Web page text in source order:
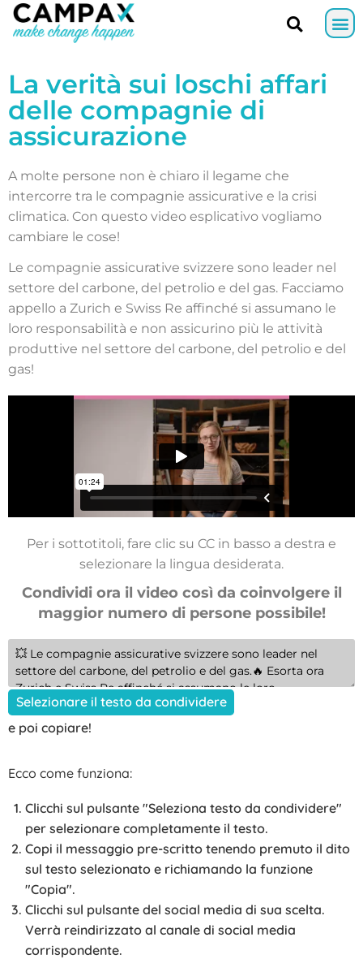
La verità sui loschi affari
delle compagnie di
assicurazione
A molte persone non è chiaro il legame che
intercorre tra le compagnie assicurative e la crisi
climatica. Con questo video esplicativo vogliamo
cambiare le cose!
Le compagnie assicurative svizzere sono leader nel
settore del carbone, del petrolio e del gas. Facciamo
appello a Zurich e Swiss Re affinché si assumano le
loro responsabilità e non assicurino più le attività
produttive nel settore del carbone, del petrolio e del
gas!
Per i sottotitoli, fare clic su CC in basso a destra e
selezionare la lingua desiderata.
Condividi ora il video così da coinvolgere il
maggior numero di persone possibile!
Selezionare il testo da condividere
e poi copiare!
Ecco come funziona:
Clicchi sul pulsante "Seleziona testo da condividere"
per selezionare completamente il testo.
Copi il messaggio pre-scritto tenendo premuto il dito
sul testo selezionato e richiamando la funzione
"Copia".
Clicchi sul pulsante del social media di sua scelta.
Verrà reindirizzato al canale di social media
corrispondente.